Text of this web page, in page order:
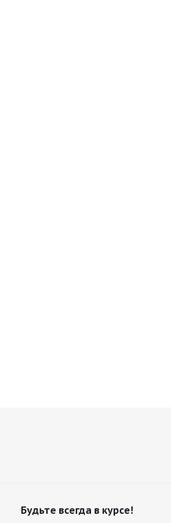
Будьте всегда в курсе!